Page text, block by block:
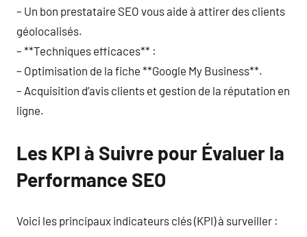
– Un bon prestataire SEO vous aide à attirer des clients
géolocalisés.
– **Techniques efficaces** :
– Optimisation de la fiche **Google My Business**.
– Acquisition d’avis clients et gestion de la réputation en
ligne.
Les KPI à Suivre pour Évaluer la
Performance SEO
Voici les principaux indicateurs clés (KPI) à surveiller :